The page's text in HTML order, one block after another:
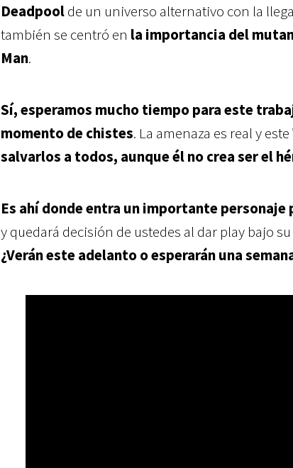
Deadpoolde un universo alternativo con la
también se centró en la importancia del
Man.
Sí, esperamos mucho tiempo para este
momento de chistes. La amenaza es real y este
salvarlos a todos, aunque él no crea ser el
Es ahí donde entra un importante personaje
y quedará decisión de ustedes al dar play bajo
¿Verán este adelanto o esperarán una